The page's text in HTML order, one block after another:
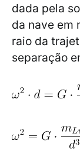
dada pela
da nave em
raio da
separação